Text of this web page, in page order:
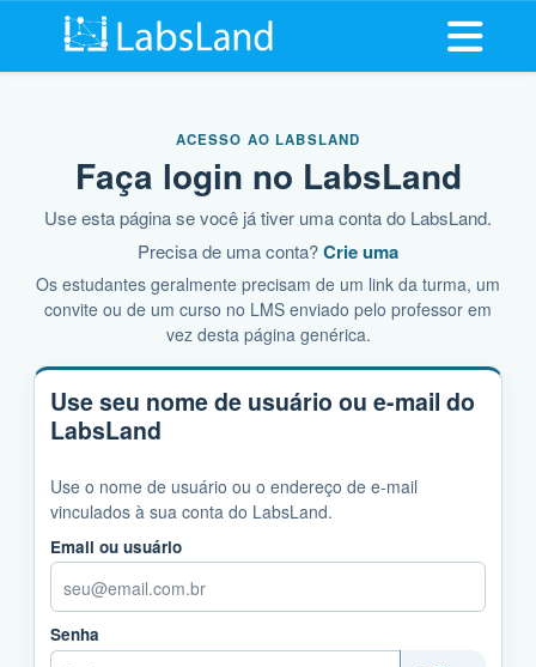
Abrir
ACESSO AO LABSLAND
Faça login no LabsLand
Use esta página se você já tiver uma conta do LabsLand.
Precisa de uma conta?Crie uma
Os estudantes geralmente precisam de um link da turma, um
convite ou de um curso no LMS enviado pelo professor em
vez desta página genérica.
Use seu nome de usuário ou e-mail do
LabsLand
Use o nome de usuário ou o endereço de e-mail
vinculados à sua conta do LabsLand.
Email ou usuário
Senha